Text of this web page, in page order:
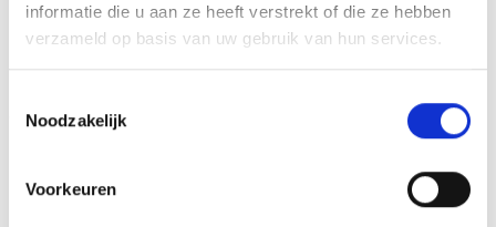
informatie die u aan ze heeft verstrekt of die ze hebben
verzameld op basis van uw gebruik van hun services.
Noodzakelijk
Voorkeuren
Toevoegen
aan
Toevoegen
aan